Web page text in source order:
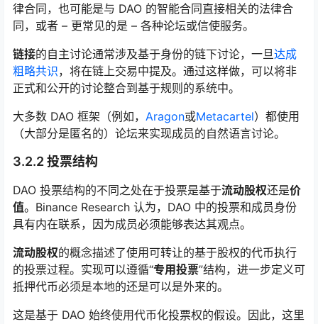
律合同，也可能是与 DAO 的智能合同直接相关的法律合
同，或者 – 更常见的是 – 各种论坛或信使服务。
链接的自主讨论通常涉及基于身份的链下讨论，一旦达成
粗略共识，将在链上交易中提及。通过这样做，可以将非
正式和公开的讨论整合到基于规则的系统中。
大多数 DAO 框架（例如， Aragon或Metacartel）都使用
（大部分是匿名的）论坛来实现成员的自然语言讨论。
3.2.2 投票结构
DAO 投票结构的不同之处在于投票是基于流动股权还是价
值。Binance Research 认为，DAO 中的投票和成员身份
具有内在联系，因为成员必须能够表达其观点。
流动股权的概念描述了使用可转让的基于股权的代币执行
的投票过程。实现可以遵循“专用投票”结构，进一步定义可
抵押代币必须是本地的还是可以是外来的。
这是基于 DAO 始终使用代币化投票权的假设。因此，这里